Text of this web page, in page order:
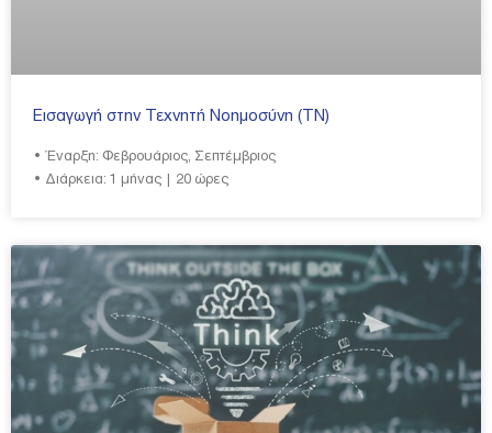
Εισαγωγή στην Τεχνητή Νοημοσύνη (ΤΝ)
• Έναρξη: Φεβρουάριος, Σεπτέμβριος
• Διάρκεια: 1 μήνας | 20 ώρες